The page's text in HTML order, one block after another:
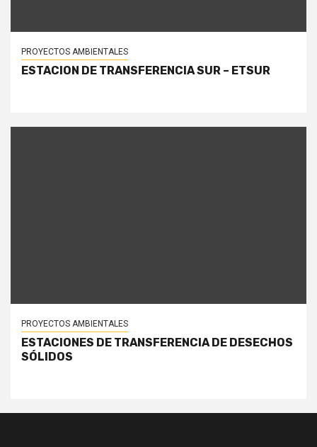
PROYECTOS AMBIENTALES
ESTACION DE TRANSFERENCIA SUR – ETSUR
PROYECTOS AMBIENTALES
ESTACIONES DE TRANSFERENCIA DE DESECHOS
SÓLIDOS